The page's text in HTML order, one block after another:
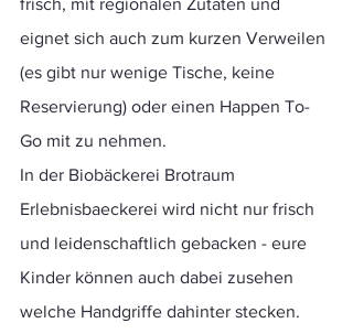
frisch, mit regionalen Zutaten und
eignet sich auch zum kurzen Verweilen
(es gibt nur wenige Tische, keine
Reservierung) oder einen Happen To-
Go mit zu nehmen.
In der Biobäckerei Brotraum
Erlebnisbaeckerei wird nicht nur frisch
und leidenschaftlich gebacken - eure
Kinder können auch dabei zusehen
welche Handgriffe dahinter stecken.